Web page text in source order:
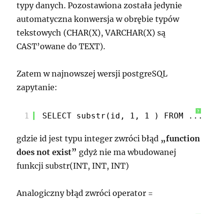
typy danych. Pozostawiona została jedynie
automatyczna konwersja w obrębie typów
tekstowych (CHAR(X), VARCHAR(X) są
CAST’owane do TEXT).
Zatem w najnowszej wersji postgreSQL
zapytanie:
?
1 SELECT substr(id, 1, 1 ) FROM ...;
gdzie id jest typu integer zwróci błąd „function
does not exist” gdyż nie ma wbudowanej
funkcji substr(INT, INT, INT)
Analogiczny błąd zwróci operator =